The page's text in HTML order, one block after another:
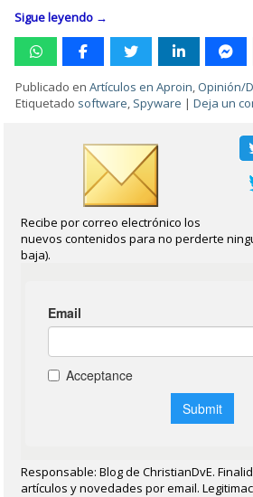
Sigue leyendo →
Publicado en Artículos en Aproin, Opinión/
Etiquetado software, Spyware |Deja un
Recibe por correo electrónico los
nuevos contenidos para no perderte
baja).
Responsable: Blog de ChristianDvE.
artículos y novedades por email.